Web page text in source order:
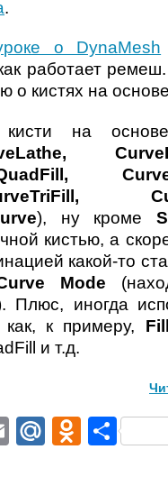
.
о DynaMesh
работает
о кистях на
на
), ну кроме
кистью, а
какой-то
Mode
Плюс, иногда
к примеру,
и т.д.
EmailMail.Ru